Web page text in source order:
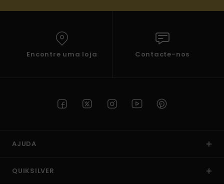
Encontre uma loja Contacte-nos
AJUDA
QUIKSILVER